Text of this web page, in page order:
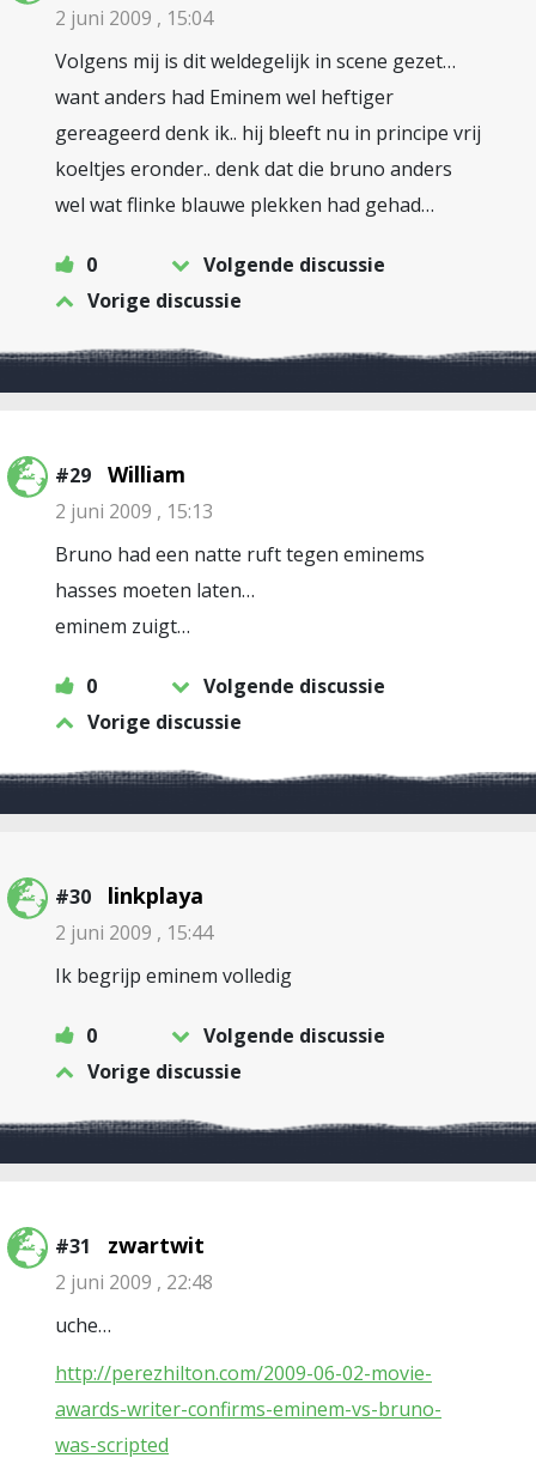
2 juni 2009 , 15:04
Volgens mij is dit weldegelijk in scene gezet…
want anders had Eminem wel heftiger
gereageerd denk ik.. hij bleeft nu in principe vrij
koeltjes eronder.. denk dat die bruno anders
wel wat flinke blauwe plekken had gehad…
0
Volgende discussie
Vorige discussie
#29 William
2 juni 2009 , 15:13
Bruno had een natte ruft tegen eminems
hasses moeten laten…
eminem zuigt…
0
Volgende discussie
Vorige discussie
#30 linkplaya
2 juni 2009 , 15:44
Ik begrijp eminem volledig
0
Volgende discussie
Vorige discussie
#31 zwartwit
2 juni 2009 , 22:48
uche…
http://perezhilton.com/2009-06-02-movie-
awards-writer-confirms-eminem-vs-bruno-
was-scripted